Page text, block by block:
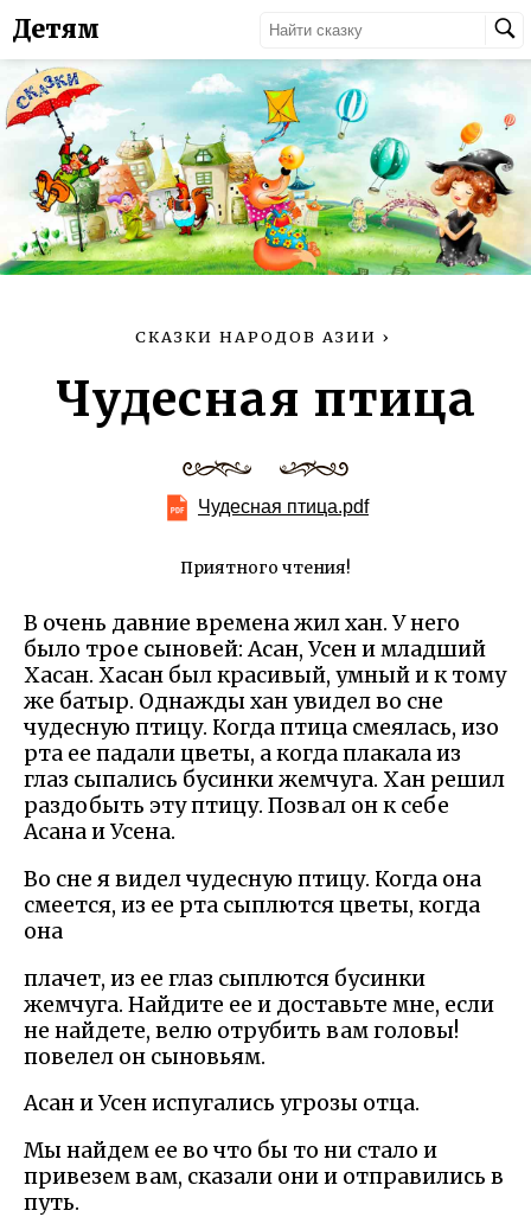
Детям
СКАЗКИ НАРОДОВ АЗИИ ›
Чудесная птица
Чудесная птица.pdf
Приятного чтения!
В очень давние времена жил хан. У него
было трое сыновей: Асан, Усен и младший
Хасан. Хасан был красивый, умный и к тому
же батыр. Однажды хан увидел во сне
чудесную птицу. Когда птица смеялась, изо
рта ее падали цветы, а когда плакала из
глаз сыпались бусинки жемчуга. Хан решил
раздобыть эту птицу. Позвал он к себе
Асана и Усена.
Во сне я видел чудесную птицу. Когда она
смеется, из ее рта сыплются цветы, когда
она
плачет, из ее глаз сыплются бусинки
жемчуга. Найдите ее и доставьте мне, если
не найдете, велю отрубить вам головы!
повелел он сыновьям.
Асан и Усен испугались угрозы отца.
Мы найдем ее во что бы то ни стало и
привезем вам, сказали они и отправились в
путь.